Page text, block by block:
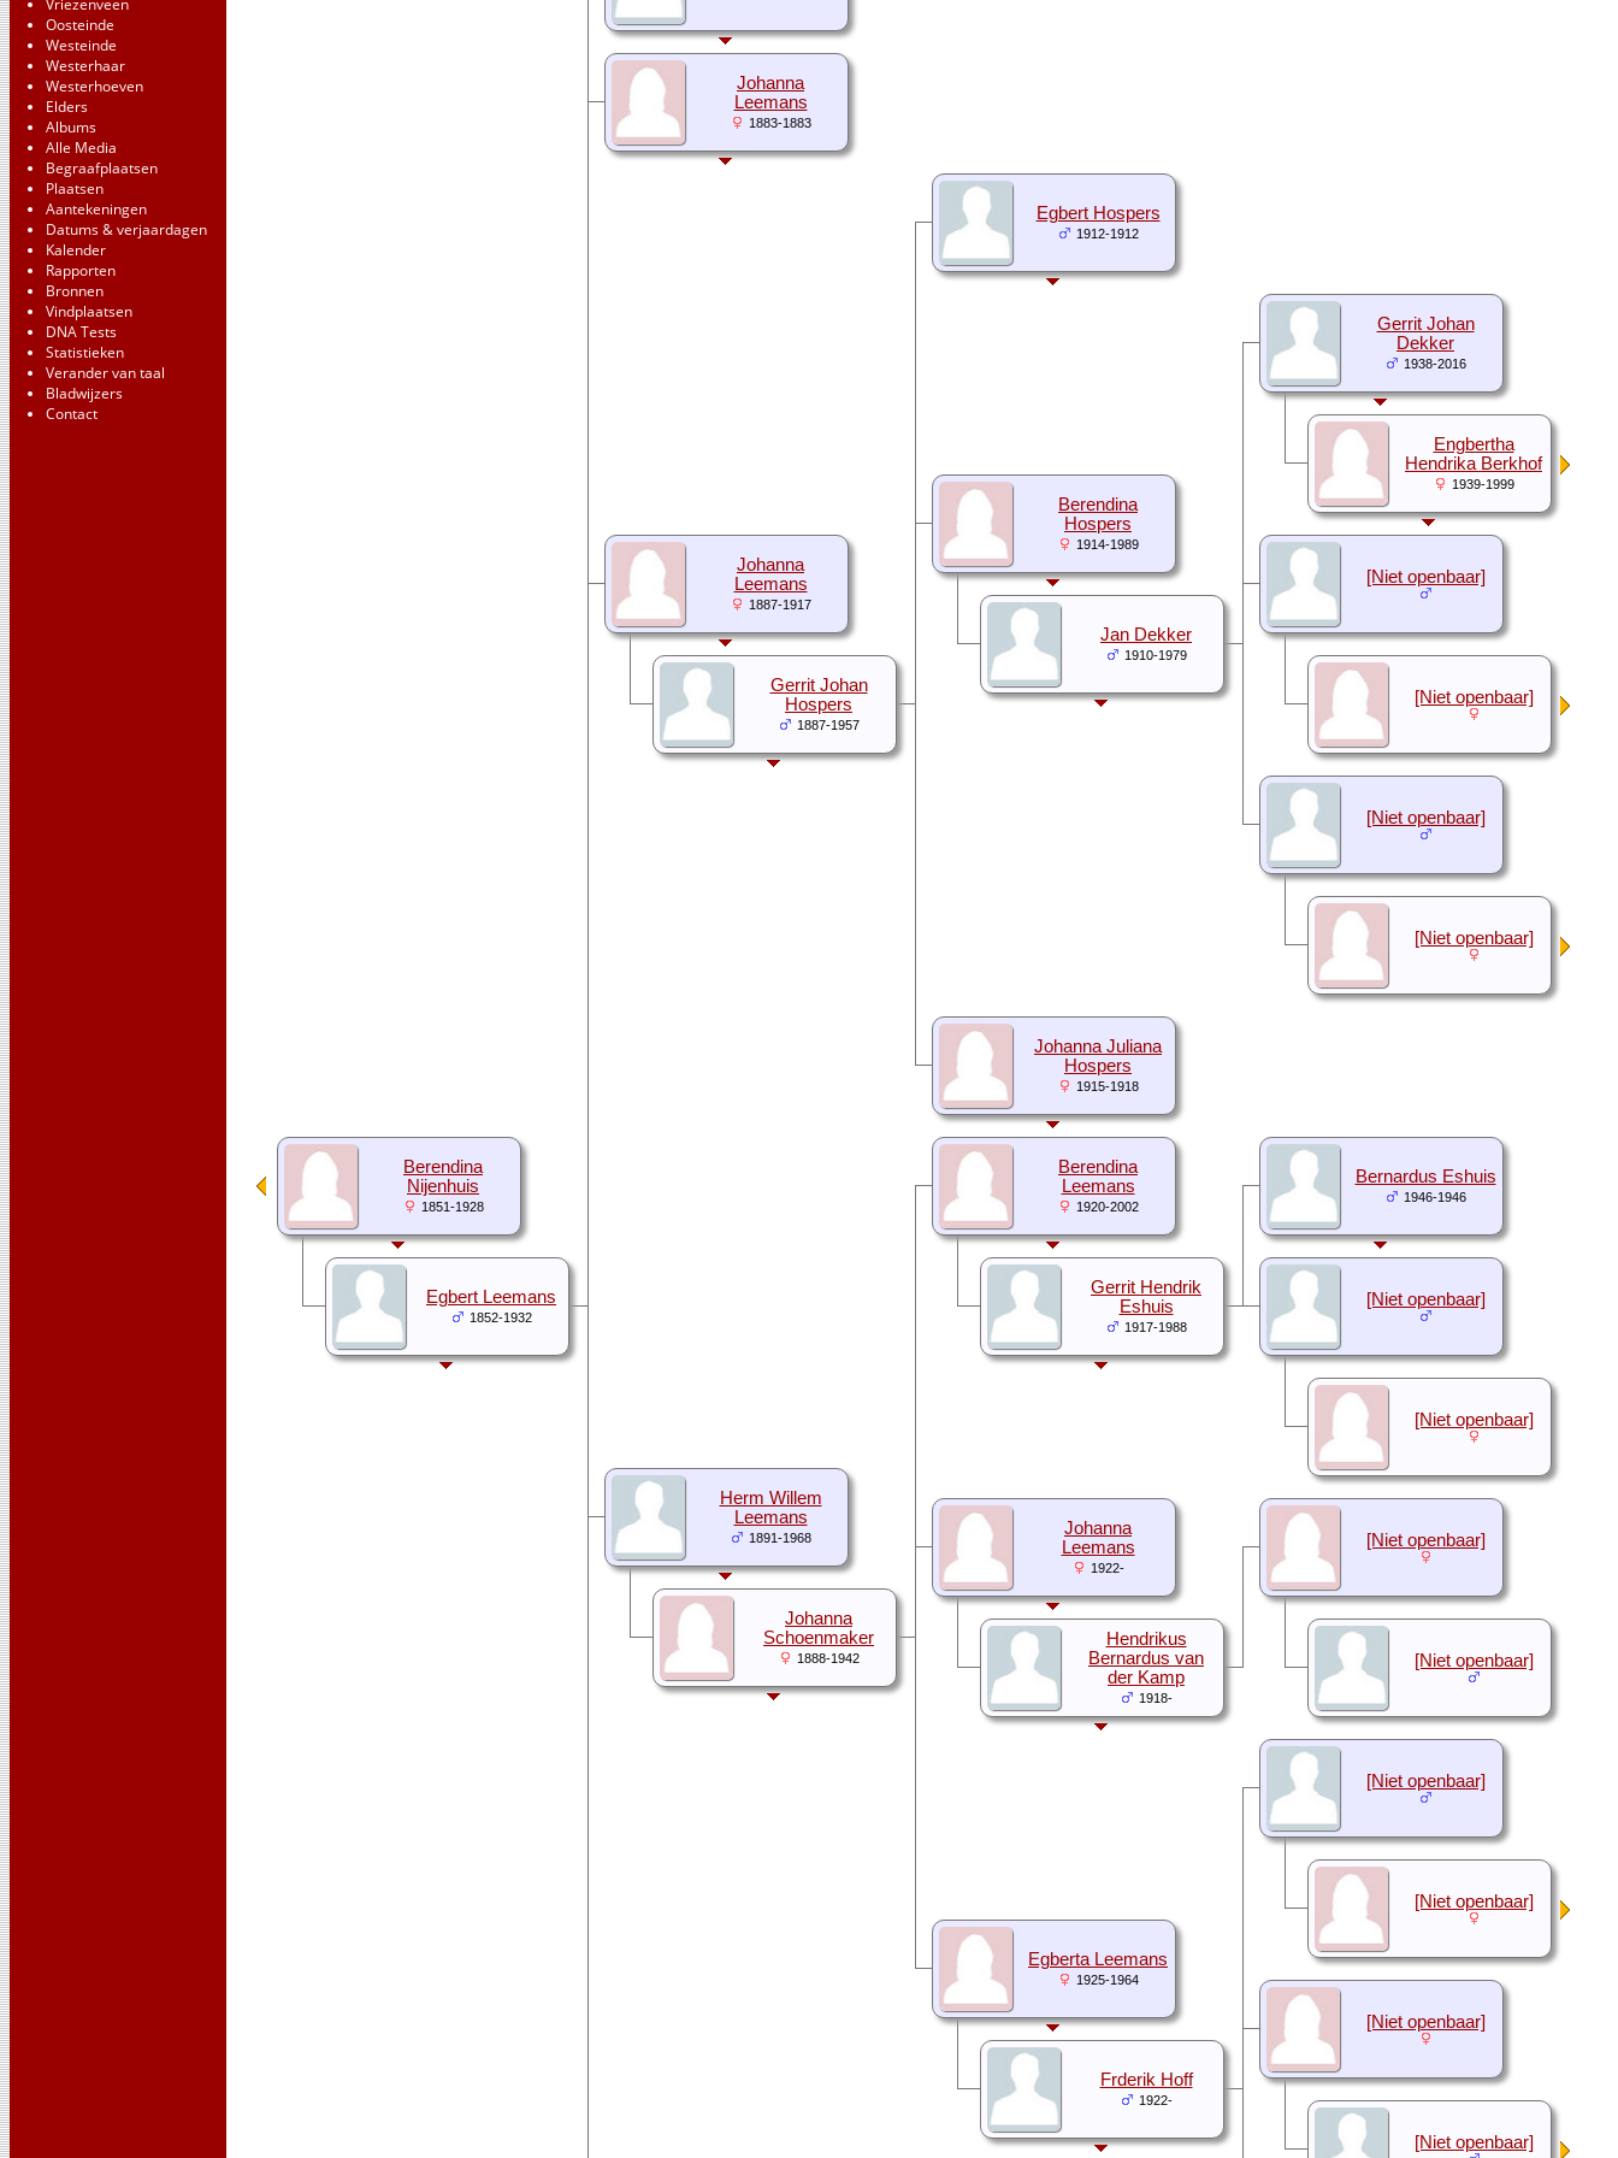
Vriezenveen
Oosteinde
Westeinde
Westerhaar
Westerhoeven
Elders
Albums
Alle Media
Begraafplaatsen
Plaatsen
Aantekeningen
Datums & verjaardagen
Kalender
Rapporten
Bronnen
Vindplaatsen
DNA Tests
Statistieken
Verander van taal
Bladwijzers
Contact
Johanna
Leemans
1883-1883
Egbert Hospers
1912-1912
Gerrit Johan
Dekker
1938-2016
Engbertha
Hendrika Berkhof
1939-1999
[Niet openbaar]
[Niet openbaar]
[Niet openbaar]
[Niet openbaar]
Berendina
Hospers
1914-1989
Jan Dekker
1910-1979
Johanna Juliana
Hospers
1915-1918
Johanna
Leemans
1887-1917
Gerrit Johan
Hospers
1887-1957
Bernardus Eshuis
1946-1946
[Niet openbaar]
[Niet openbaar]
Berendina
Leemans
1920-2002
Gerrit Hendrik
Eshuis
1917-1988
[Niet openbaar]
[Niet openbaar]
Johanna
Leemans
1922-
Hendrikus
Bernardus van
der Kamp
1918-
[Niet openbaar]
[Niet openbaar]
[Niet openbaar]
[Niet openbaar]
Egberta Leemans
1925-1964
Frderik Hoff
1922-
Herm Willem
Leemans
1891-1968
Johanna
Schoenmaker
1888-1942
Berendina
Nijenhuis
1851-1928
Egbert Leemans
1852-1932